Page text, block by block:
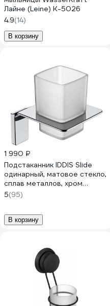
Лайне (Leine) K-5026
4.9(14)
В корзину
1 990 ₽
Подстаканник IDDIS Slide
одинарный, матовое стекло,
сплав металлов, хром
SLISCG1i45
5(95)
В корзину